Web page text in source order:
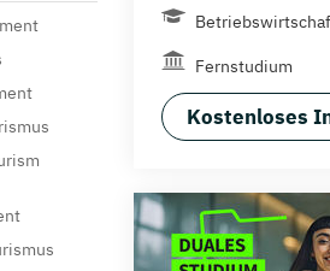
Fernstudium
Kostenloses